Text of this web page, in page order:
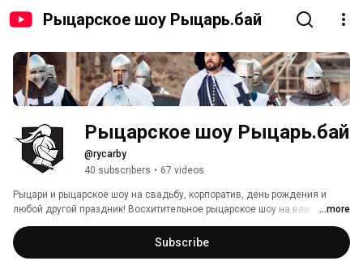
Рыцарское шоу Рыцарь.бай
Рыцарское шоу Рыцарь.бай
@rycarby
40 subscribers • 67 videos
Рыцари и рыцарское шоу на свадьбу, корпоратив, день рождения и
любой другой праздник! Восхитительное рыцарское шоу на ваш
праздник! Зрелищные сражения, турниры, музыка менестрелей и
средневековые танцы!
...more
Subscribe